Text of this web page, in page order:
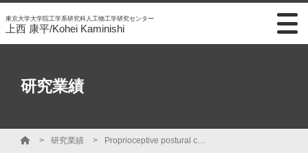
東京大学大学院工学系研究科人工物工学研究センター
上西 康平/Kohei Kaminishi
研究業績
研究業績 Proprioceptive postural control of a musculoskeletal model against horizontal disturbances